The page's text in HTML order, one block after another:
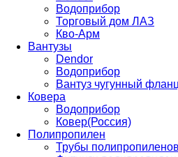
Водоприбор
Торговый дом ЛАЗ
Кво-Арм
Вантузы
Dendor
Водоприбор
Вантуз чугунный
Ковера
Водоприбор
Ковер(Россия)
Полипропилен
Трубы